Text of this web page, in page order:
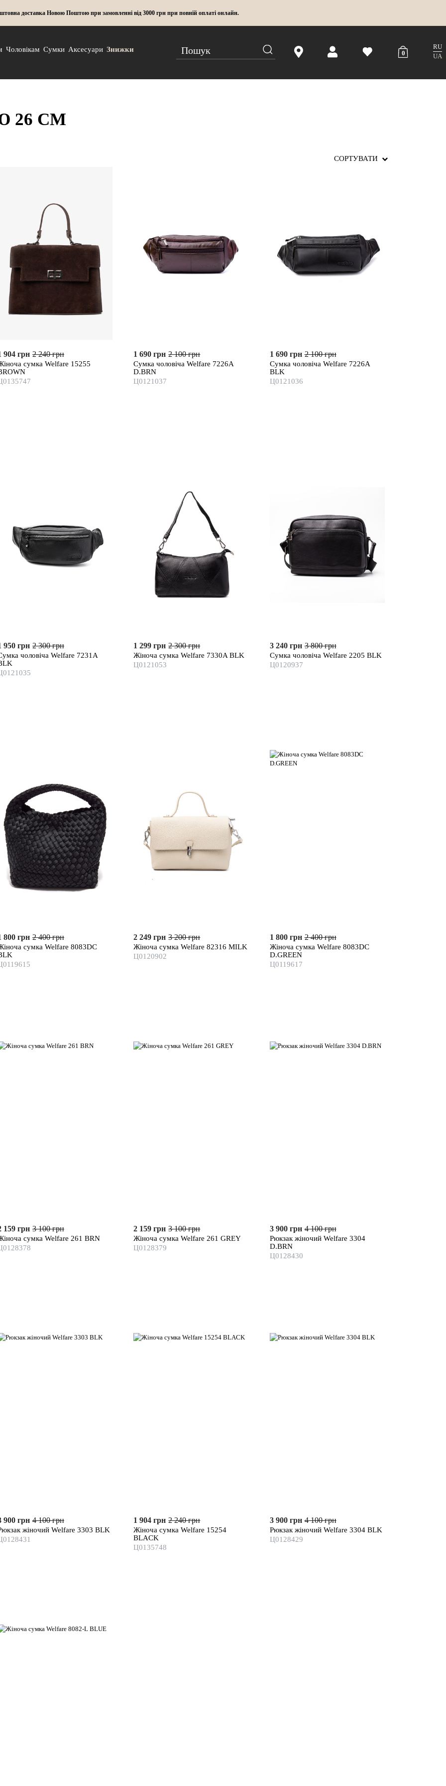
доставка Новою Поштою при замовленні від 3000 грн при повній оплаті онлайн.
Чоловікам Сумки Аксесуари Знижки 0
RU
UA
26 СМ
СОРТУВАТИ
904 грн 2 240 грн
сумка Welfare 15255
1 690 грн 2 100 грн
Сумка чоловіча Welfare 7226A
D.BRN
Ц0121037
1 690 грн 2 100 грн
Сумка чоловіча Welfare 7226A
BLK
Ц0121036
950 грн 2 300 грн
чоловіча Welfare 7231A
1 299 грн 2 300 грн
Жіноча сумка Welfare 7330A BLK
Ц0121053
3 240 грн 3 800 грн
Сумка чоловіча Welfare 2205 BLK
Ц0120937
800 грн 2 400 грн
сумка Welfare 8083DC
2 249 грн 3 200 грн
Жіноча сумка Welfare 82316 MILK
Ц0120902
1 800 грн 2 400 грн
Жіноча сумка Welfare 8083DC
D.GREEN
Ц0119617
159 грн 3 100 грн
сумка Welfare 261 BRN
2 159 грн 3 100 грн
Жіноча сумка Welfare 261 GREY
Ц0128379
3 900 грн 4 100 грн
Рюкзак жіночий Welfare 3304
D.BRN
Ц0128430
900 грн 4 100 грн
жіночий Welfare 3303 BLK
1 904 грн 2 240 грн
Жіноча сумка Welfare 15254
BLACK
Ц0135748
3 900 грн 4 100 грн
Рюкзак жіночий Welfare 3304 BLK
Ц0128429